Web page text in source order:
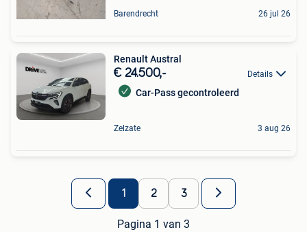
Barendrecht 26 jul 26
Renault Austral
€ 24.500,- Details
Car-Pass gecontroleerd
Zelzate 3 aug 26
1 2 3
Pagina 1 van 3